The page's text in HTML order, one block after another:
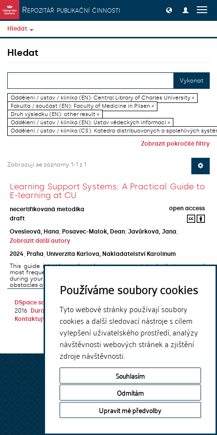
Používáme soubory cookies
Tyto webové stránky používají soubory
cookies a další sledovací nástroje s cílem
vylepšení uživatelského prostředí, analýzy
návštěvnosti webových stránek a zjištění
zdroje návštěvnosti.
Souhlasím
Odmítám
Upravit mé předvolby
Přeskočit na obsah
Repozitář publikační činnosti
Hledat
Hledat
Vykonat
Oddělení / ústav / klinika (EN): Central Library of Charles University ×
Fakulta / součást (EN): Faculty of Medicine in Pilsen ×
Druh výsledku (EN): other result ×
Oddělení / ústav / klinika (EN): Ústav vědeckých informací ×
Oddělení / ústav / klinika (CS): Katedra distribuovaných a spolehlivých
Zobrazit pokročilé filtry
Zobrazují se záznamy 1-1 z 1
Learning Support Systems: A Practical Guide to
E-learning at CU
necertifikovaná metodika
open access
draft
Ovesleová, Hana; Posavec-Malok, Dean; Javůrková, Jana;
Zobrazit další autory
2024
Praha Univerzita Karlova, Nakladatelství Karolinum
This guide introduces the e-learning support tools that are used
most frequently at Charles University and that you may encounter
during your studies. It will also help you to avoid the most common
obstacles associated ...
DSpace software
2016
DuraSpace
Kontaktujte nás |Vyjádření názoru